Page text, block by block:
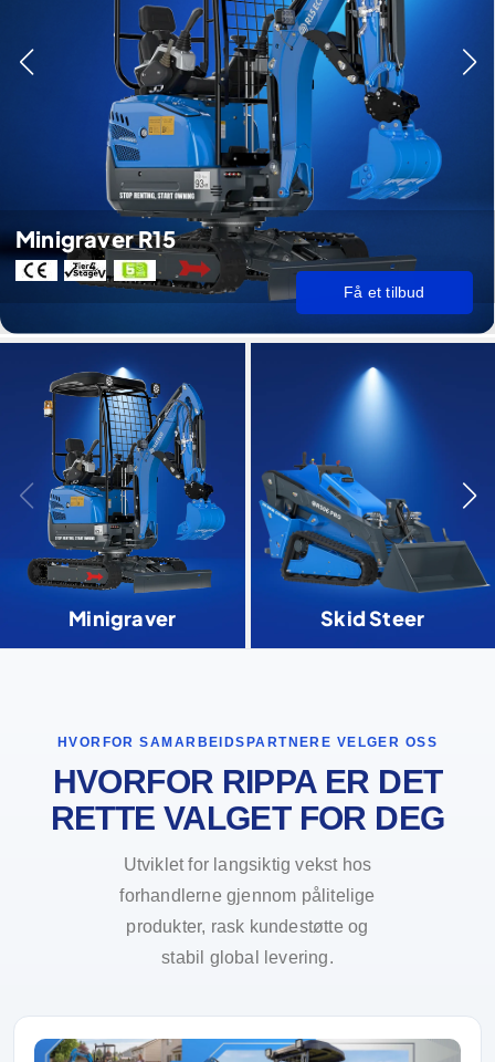
Minigraver R15
Få et tilbud
Minigraver Skid Steer
HVORFOR SAMARBEIDSPARTNERE VELGER OSS
HVORFOR RIPPA ER DET
RETTE VALGET FOR DEG
Utviklet for langsiktig vekst hos
forhandlerne gjennom pålitelige
produkter, rask kundestøtte og
stabil global levering.